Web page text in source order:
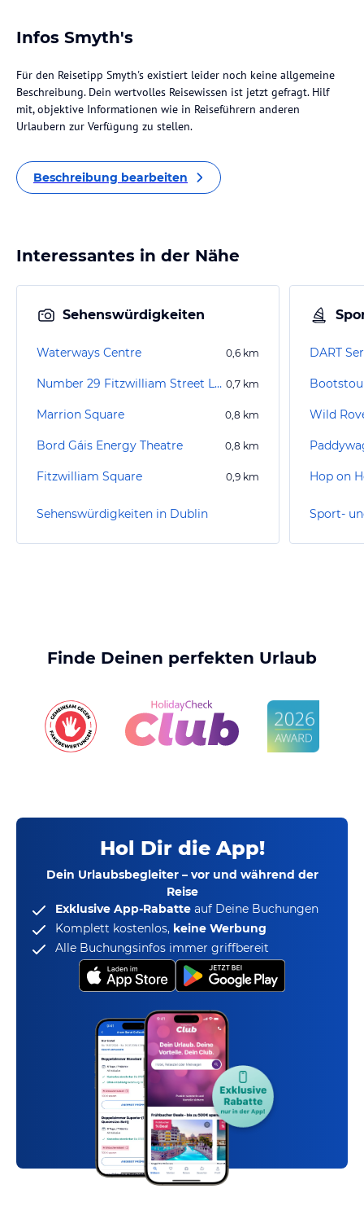
Infos Smyth's
Für den Reisetipp Smyth's existiert leider noch keine allgemeine
Beschreibung. Dein wertvolles Reisewissen ist jetzt gefragt. Hilf
mit, objektive Informationen wie in Reiseführern anderen
Urlaubern zur Verfügung zu stellen.
Beschreibung bearbeiten
Interessantes in der Nähe
Sehenswürdigkeiten
Waterways Centre 0,6 km
Number 29 Fitzwilliam Street Lower 0,7 km
Marrion Square 0,8 km
Bord Gáis Energy Theatre 0,8 km
Fitzwilliam Square 0,9 km
Sehenswürdigkeiten in Dublin
DART
Wild
Hop on
Sport-
Finde Deinen perfekten Urlaub
Hol Dir die App!
Dein Urlaubsbegleiter – vor und während der
Reise
Exklusive App-Rabatte auf Deine Buchungen
Komplett kostenlos, keine Werbung
Alle Buchungsinfos immer griffbereit